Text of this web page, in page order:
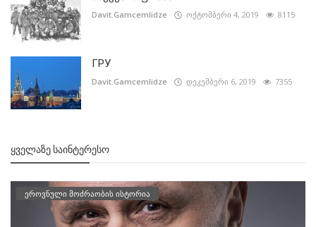
Davit.Gamcemlidze ოქტომბერი 4, 2019 8115
ГРУ
Davit.Gamcemlidze დეკემბერი 6, 2019 7355
ᲧᲕᲔᲚᲐᲖᲔ ᲡᲐᲘᲜᲢᲔᲠᲔᲡᲝ
ეროვნული მოძრაობის ისტორია